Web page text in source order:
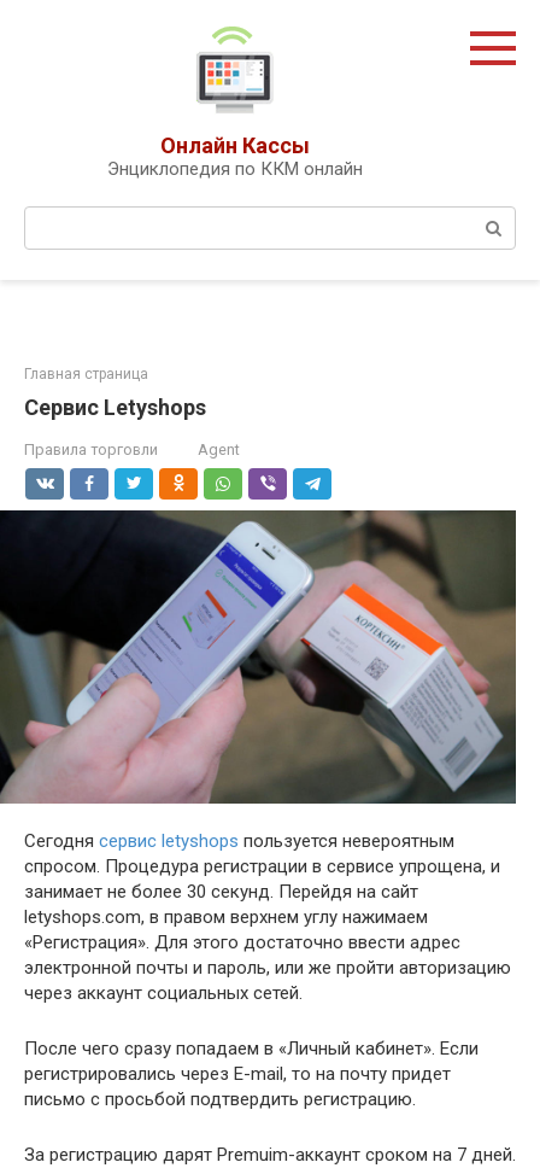
Онлайн Кассы
Энциклопедия по ККМ онлайн
Поиск:
Главная страница
Сервис Letyshops
Правила торговли Agent
Сегодня сервис letyshops пользуется невероятным
спросом. Процедура регистрации в сервисе упрощена, и
занимает не более 30 секунд. Перейдя на сайт
letyshops.com, в правом верхнем углу нажимаем
«Регистрация». Для этого достаточно ввести адрес
электронной почты и пароль, или же пройти авторизацию
через аккаунт социальных сетей.
После чего сразу попадаем в «Личный кабинет». Если
регистрировались через E-mail, то на почту придет
письмо с просьбой подтвердить регистрацию.
За регистрацию дарят Premuim-аккаунт сроком на 7 дней.